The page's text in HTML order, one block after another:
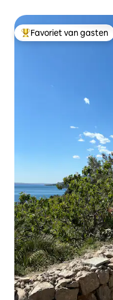
Topfavoriet van gasten
Favoriet van gasten